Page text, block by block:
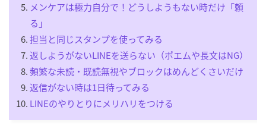
メンケアは極力自分で！どうしようもない時だけ「頼
る」
担当と同じスタンプを使ってみる
返しようがないLINEを送らない（ポエムや長文はNG）
頻繁な未読・既読無視やブロックはめんどくさいだけ
返信がない時は1日待ってみる
LINEのやりとりにメリハリをつける